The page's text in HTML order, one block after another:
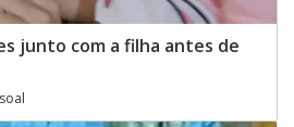
junto com a filha antes de